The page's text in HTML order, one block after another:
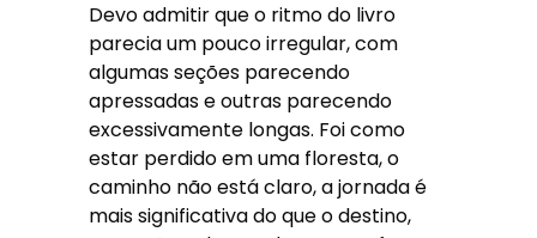
Devo admitir que o ritmo do livro
parecia um pouco irregular, com
algumas seções parecendo
apressadas e outras parecendo
excessivamente longas. Foi como
estar perdido em uma floresta, o
caminho não está claro, a jornada é
mais significativa do que o destino,